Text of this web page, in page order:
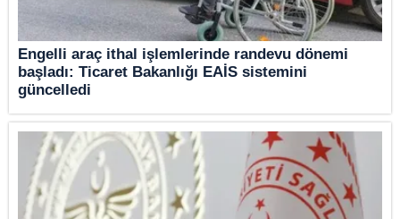
Engelli araç ithal işlemlerinde randevu dönemi
başladı: Ticaret Bakanlığı EAİS sistemini
güncelledi